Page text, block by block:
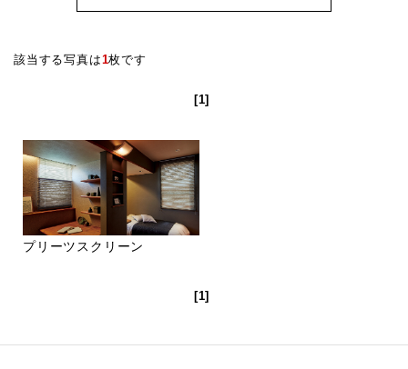
該当する写真は1枚です
[1]
プリーツスクリーン
[1]